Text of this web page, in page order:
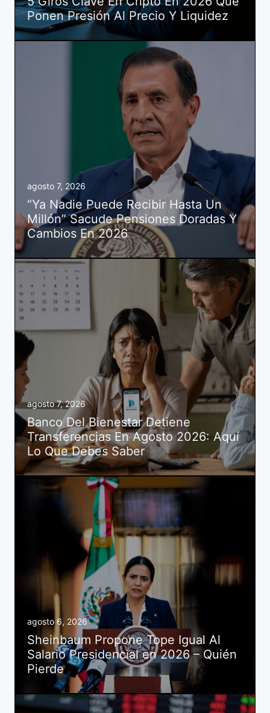
Ponen Presión Al Precio Y Liquidez
agosto 7, 2026
“Ya Nadie Puede Recibir Hasta Un
Millón” Sacude Pensiones Doradas Y
Cambios En 2026
agosto 7, 2026
Banco Del Bienestar Detiene
Transferencias En Agosto 2026: Aquí
Lo Que Debes Saber
agosto 6, 2026
Sheinbaum Propone Tope Igual Al
Salario Presidencial en 2026 – Quién
Pierde